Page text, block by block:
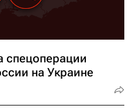
спецоперации
на Украине